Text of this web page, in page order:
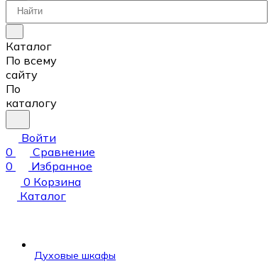
Каталог
По всему
сайту
По
каталогу
Войти
0
Сравнение
0
Избранное
0 Корзина
Каталог
Духовые шкафы